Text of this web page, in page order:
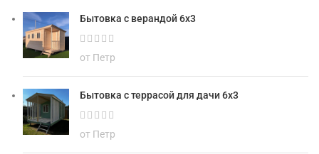
Бытовка с верандой 6х3
от Петр
Бытовка с террасой для дачи 6х3
от Петр